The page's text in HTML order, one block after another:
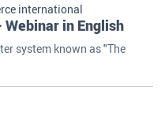
international
in English
system known as "The